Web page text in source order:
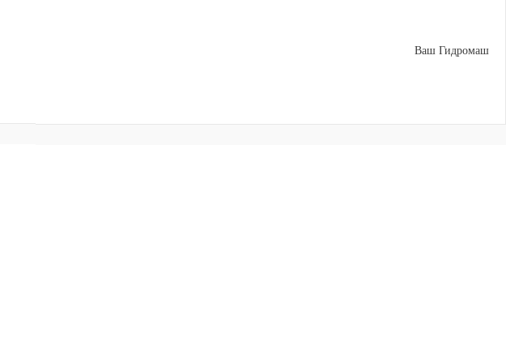
Ваш Гидромаш